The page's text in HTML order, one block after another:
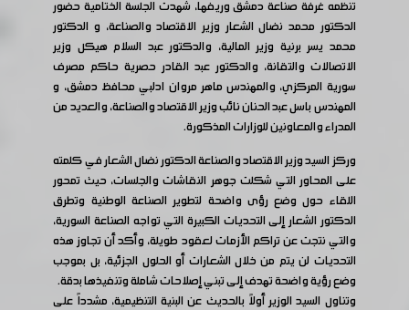
تنظمه غرفة صناعة دمشق وريفها، شهدت الجلسة الختامية حضور
الدكتور محمد نضال الشعار وزير الاقتصاد والصناعة، و الدكتور
محمد يسر برنية وزير المالية، والدكتور عبد السلام هيكل وزير
الاتصالات والتقانة، والدكتور عبد القادر حصرية حاكم مصرف
سورية المركزي، والمهندس ماهر مروان ادلبي محافظ دمشق، و
المهندس باسل عبد الحنان نائب وزير الاقتصاد والصناعة، والعديد من
المدراء والمعاونين للوزارات المذكورة.
وركز السيد وزير الاقتصاد والصناعة الدكتور نضال الشعار في كلمته
على المحاور التي شكلت جوهر النقاشات والجلسات، حيث تمحور
اللقاء حول وضع رؤى واضحة لتطوير الصناعة الوطنية وتطرق
الدكتور الشعار إلى التحديات الكبيرة التي تواجه الصناعة السورية،
والتي نتجت عن تراكم الأزمات لعقود طويلة، وأكد أن تجاوز هذه
التحديات لن يتم من خلال الشعارات أو الحلول الجزئية، بل بموجب
وضع رؤية واضحة تهدف إلى تبني إصلاحات شاملة وتنفيذها بدقة.
وتناول السيد الوزير أولاً بالحديث عن البنية التنظيمية، مشدداً على